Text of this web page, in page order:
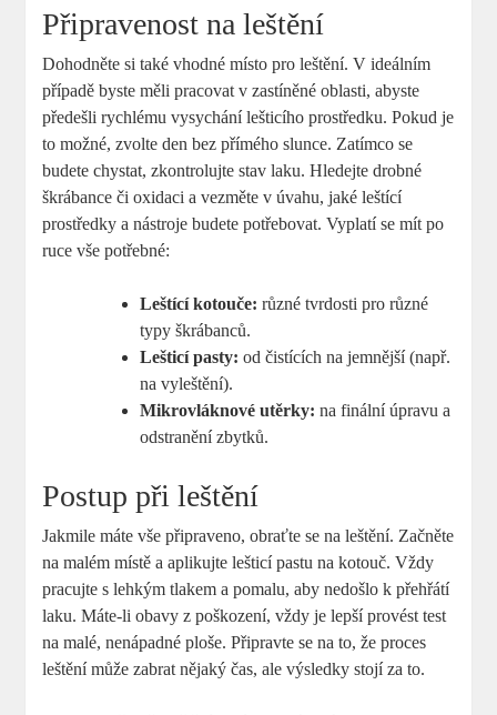
Připravenost na leštění
Dohodněte si také vhodné místo pro leštění. V ideálním
případě byste měli pracovat v zastíněné oblasti, abyste
předešli rychlému vysychání lešticího prostředku. Pokud je
to možné, zvolte den bez přímého slunce. Zatímco se
budete chystat, zkontrolujte stav laku. Hledejte drobné
škrábance či oxidaci a vezměte v úvahu, jaké leštící
prostředky a nástroje budete potřebovat. Vyplatí se mít po
ruce vše potřebné:
Leštící kotouče: různé tvrdosti pro různé
typy škrábanců.
Lešticí pasty: od čistících na jemnější (např.
na vyleštění).
Mikrovláknové utěrky: na finální úpravu a
odstranění zbytků.
Postup při leštění
Jakmile máte vše připraveno, obraťte se na leštění. Začněte
na malém místě a aplikujte lešticí pastu na kotouč. Vždy
pracujte s lehkým tlakem a pomalu, aby nedošlo k přehřátí
laku. Máte-li obavy z poškození, vždy je lepší provést test
na malé, nenápadné ploše. Připravte se na to, že proces
leštění může zabrat nějaký čas, ale výsledky stojí za to.